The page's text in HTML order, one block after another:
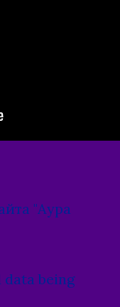
"Аура
being